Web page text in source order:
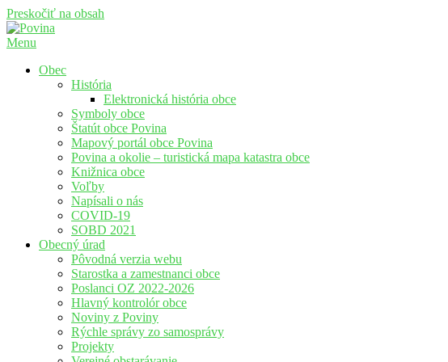
Preskočiť na obsah
Menu
Obec
História
Elektronická história obce
Symboly obce
Štatút obce Povina
Mapový portál obce Povina
Povina a okolie – turistická mapa katastra obce
Knižnica obce
Voľby
Napísali o nás
COVID-19
SOBD 2021
Obecný úrad
Pôvodná verzia webu
Starostka a zamestnanci obce
Poslanci OZ 2022-2026
Hlavný kontrolór obce
Noviny z Poviny
Rýchle správy zo samosprávy
Projekty